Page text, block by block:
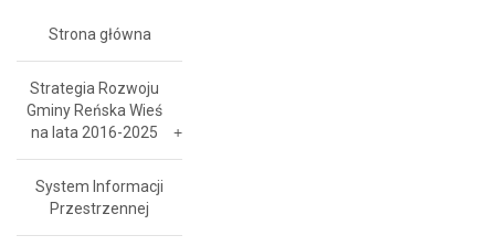
Strona główna
Strategia Rozwoju
Gminy Reńska Wieś
na lata 2016-2025
System Informacji
Przestrzennej